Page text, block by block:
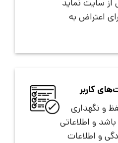
سایت نماید
اعتراض به
کاربر
و نگهداری
و اطلاعاتی
و اطلاعات